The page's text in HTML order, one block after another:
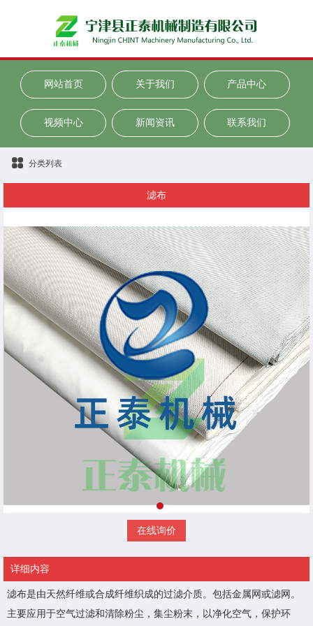
网站首页 关于我们 产品中心
视频中心 新闻资讯 联系我们
分类列表
滤布
在线询价
详细内容
滤布是由天然纤维或合成纤维织成的过滤介质。包括金属网或滤网。
主要应用于空气过滤和清除粉尘，集尘粉末，以净化空气，保护环